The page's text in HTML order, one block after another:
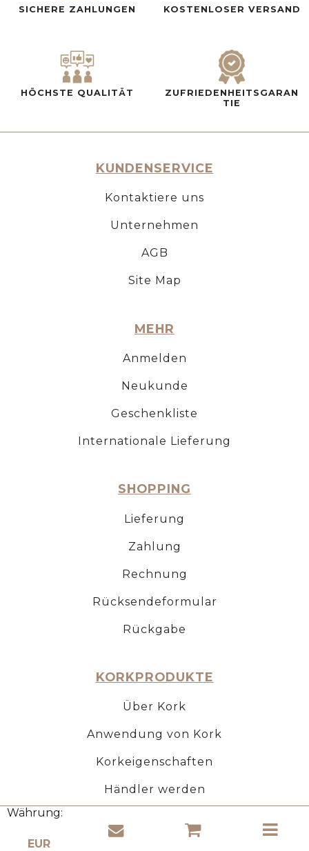
Währung:
SICHERE ZAHLUNGEN KOSTENLOSER VERSAND
HÖCHSTE QUALITÄT
ZUFRIEDENHEITSGARAN
TIE
KUNDENSERVICE
Kontaktiere uns
Unternehmen
AGB
Site Map
MEHR
Anmelden
Neukunde
Geschenkliste
Internationale Lieferung
SHOPPING
Lieferung
Zahlung
Rechnung
Rücksendeformular
Rückgabe
KORKPRODUKTE
Über Kork
Anwendung von Kork
Korkeigenschaften
Händler werden